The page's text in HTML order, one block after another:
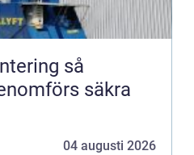
så
säkra
04 augusti 2026